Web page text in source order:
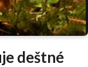
deštné